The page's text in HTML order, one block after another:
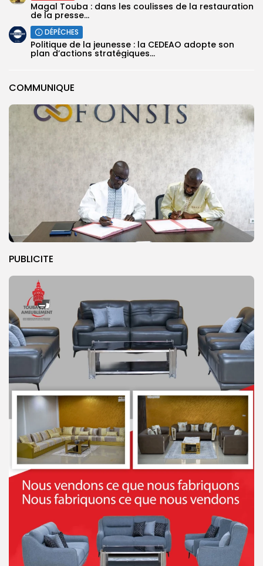
COMMUNIQUE
PUBLICITE
Magal Touba : dans les coulisses de la restauration
de la presse...
DÉPÊCHES
Politique de la jeunesse : la CEDEAO adopte son
plan d’actions stratégiques...